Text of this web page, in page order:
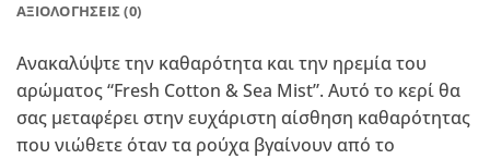
ΑΞΙΟΛΟΓΉΣΕΙΣ (0)
Ανακαλύψτε την καθαρότητα και την ηρεμία του
αρώματος “Fresh Cotton & Sea Mist”. Αυτό το κερί θα
σας μεταφέρει στην ευχάριστη αίσθηση καθαρότητας
που νιώθετε όταν τα ρούχα βγαίνουν από το